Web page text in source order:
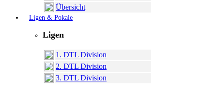
Übersicht
Ligen & Pokale
Ligen
1. DTL Division
2. DTL Division
3. DTL Division